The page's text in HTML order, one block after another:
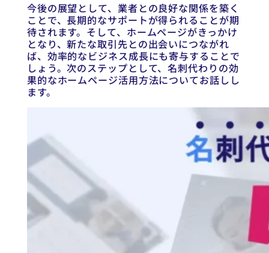
今後の展望として、業者との良好な関係を築く
ことで、長期的なサポートが得られることが期
待されます。そして、ホームページがきっかけ
となり、新たな取引先との出会いにつながれ
ば、効率的なビジネス成長にも寄与することで
しょう。次のステップとして、名刺代わりの効
果的なホームページ活用方法についてお話しし
ます。